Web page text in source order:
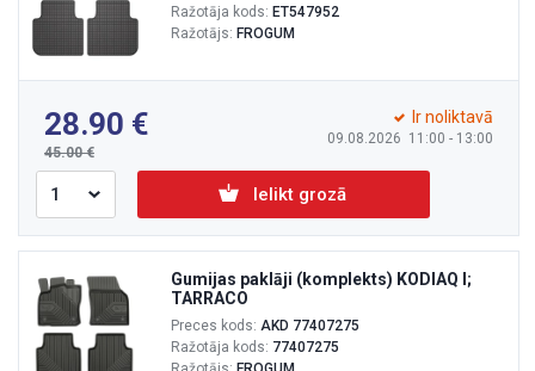
Ražotāja kods: ET547952
Ražotājs: FROGUM
28.90
45.00
09.08.2026 11:00 - 13:00
Ir noliktavā
Ielikt grozā
Gumijas paklāji (komplekts) KODIAQ I;
TARRACO
Preces kods: AKD 77407275
Ražotāja kods: 77407275